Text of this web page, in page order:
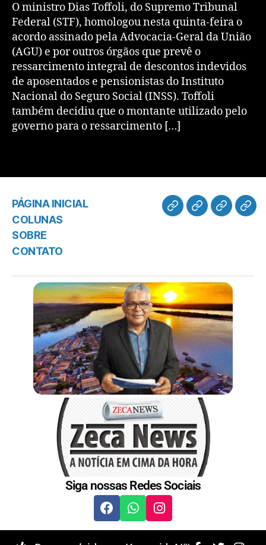
O ministro Dias Toffoli, do Supremo Tribunal
Federal (STF), homologou nesta quinta-feira o
acordo assinado pela Advocacia-Geral da União
(AGU) e por outros órgãos que prevê o
ressarcimento integral de descontos indevidos
de aposentados e pensionistas do Instituto
Nacional do Seguro Social (INSS). Toffoli
também decidiu que o montante utilizado pelo
governo para o ressarcimento […]
PÁGINA INICIAL
COLUNAS
SOBRE
CONTATO
Siga nossas Redes Sociais